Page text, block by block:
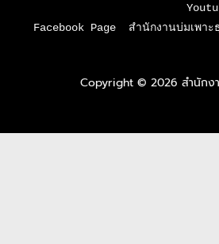
Facebook Page  สำนักงานบ่มเพา
Copyright © 2026 สำนักง